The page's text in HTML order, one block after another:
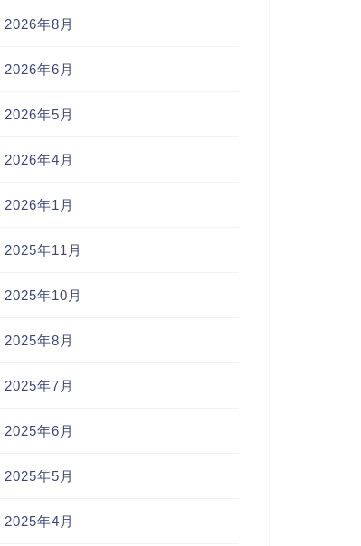
2026年8月
2026年6月
2026年5月
2026年4月
2026年1月
2025年11月
2025年10月
2025年8月
2025年7月
2025年6月
2025年5月
2025年4月